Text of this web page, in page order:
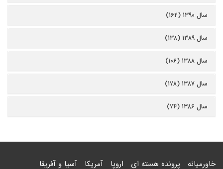
سال ۱۳۹۰ (۱۶۲)
سال ۱۳۸۹ (۱۳۸)
سال ۱۳۸۸ (۱۰۶)
سال ۱۳۸۷ (۱۷۸)
سال ۱۳۸۶ (۷۴)
خاورمیانه پرونده هسته ای اروپا آمریکا آسیا و آفریقا